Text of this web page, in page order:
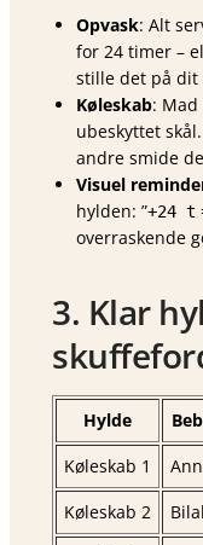
Opvask: Alt
for 24 timer –
stille det på dit
Køleskab:
ubeskyttet
andre smide
Visuel
hylden: ”+24 t
overraskende
3. Klar
Hylde
Køleskab 1
Køleskab 2
Bilal